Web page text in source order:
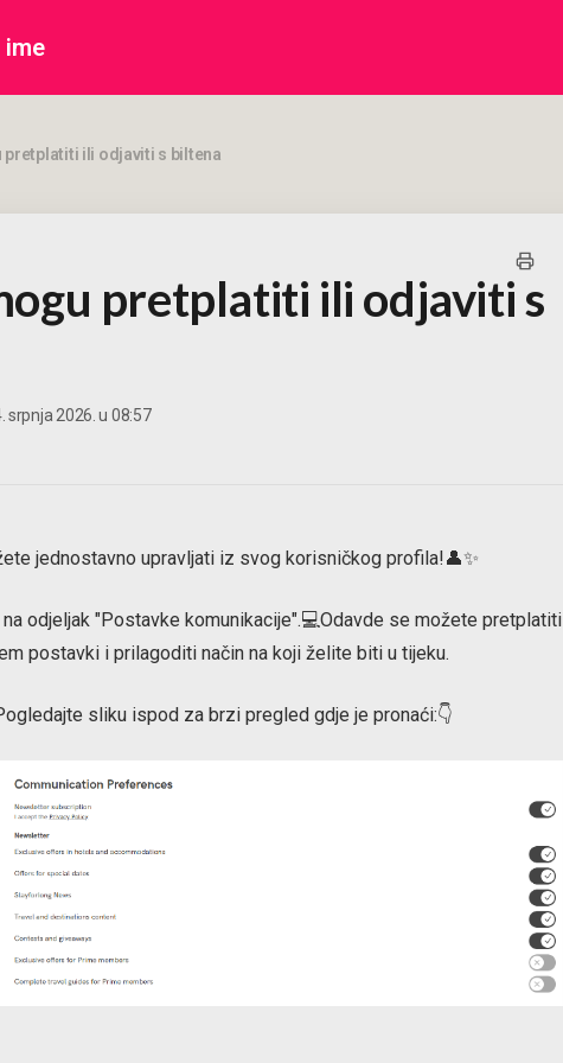
ime
pretplatiti ili odjaviti s biltena
pretplatiti ili odjaviti s
srpnja 2026. u 08:57
jednostavno upravljati iz svog korisničkog profila!👤✨
odjeljak "Postavke komunikacije".💻Odavde se možete pretplatiti
postavki i prilagoditi način na koji želite biti u tijeku.
sliku ispod za brzi pregled gdje je pronaći:👇